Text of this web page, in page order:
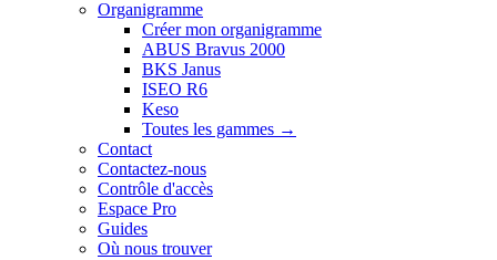
Organigramme
Créer mon organigramme
ABUS Bravus 2000
BKS Janus
ISEO R6
Keso
Toutes les gammes →
Contact
Contactez-nous
Contrôle d'accès
Espace Pro
Guides
Où nous trouver